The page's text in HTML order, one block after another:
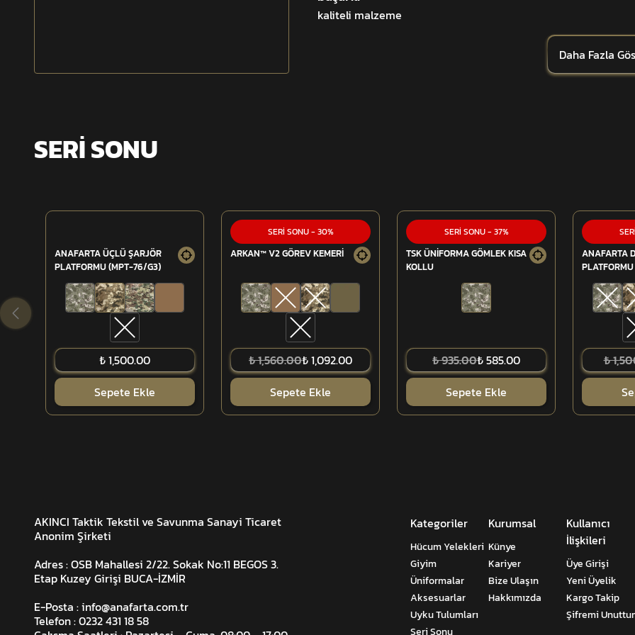
- 5 Adet FonksiyonelTek Şarjör Cebi, (MPT-76/ 7.62MM)
- 1 Adet El BombasıCebi
- 1 Adet Telsiz Cebi
- 1 Adet Göğüs/TelefonCebi
- 1 Adet Genel MaksatCebi
kaliteli malzeme
Daha Fazla
SERİ SONU
ANAFARTA ÜÇLÜ ŞARJÖR
PLATFORMU (MPT-76/G3)
₺ 1,500.00
Sepete Ekle
SERİ SONU- 30%
ARKAN™ V2 GÖREV KEMERİ
₺ 1,560.00₺ 1,092.00
Sepete Ekle
SERİ SONU- 37%
TSK ÜNİFORMA GÖMLEK KISA
KOLLU
₺ 935.00₺ 585.00
Sepete Ekle
ANAFARTA
₺
AKINCI Taktik Tekstil ve Savunma Sanayi Ticaret
Anonim Şirketi
Adres : OSB Mahallesi 2/22. Sokak No:11 BEGOS 3.
Etap Kuzey Girişi BUCA-İZMİR
E-Posta :info@anafarta.com.tr
Telefon : 0232 431 18 58
Kategoriler
Hücum Yelekleri
Giyim
Üniformalar
Aksesuarlar
Uyku Tulumları
Seri Sonu
Kurumsal
Künye
Kariyer
Bize Ulaşın
Hakkımızda
Kullanıcı
İlişkileri
Üye Girişi
Yeni Üyelik
Kargo Takip
Şifremi